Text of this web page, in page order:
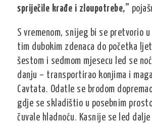
spriječile krađe i zloupotrebe,”
S vremenom, snijeg bi se pretvorio u
tim dubokim zdenaca do početka
šestom i sedmom mjesecu led se
danju – transportirao konjima i
Cavtata. Odatle se brodom
gdje se skladištio u posebnim
čuvale hladnoću. Kasnije se led